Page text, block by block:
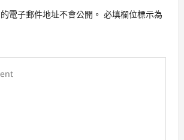
電子郵件地址不會公開。 必填欄位標示為